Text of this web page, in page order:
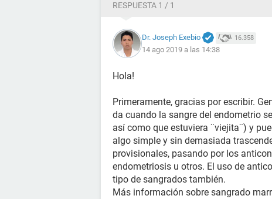
RESPUESTA 1 / 1
Dr. Joseph Exebio 16.358
14 ago 2019 a las 14:38
Hola!
Primeramente, gracias por escribir.
da cuando la sangre del endometrio
así como que estuviera ¨viejita¨) y
algo simple y sin demasiada
provisionales, pasando por los
endometriosis u otros. El uso de
tipo de sangrados también.
Más información sobre sangrado